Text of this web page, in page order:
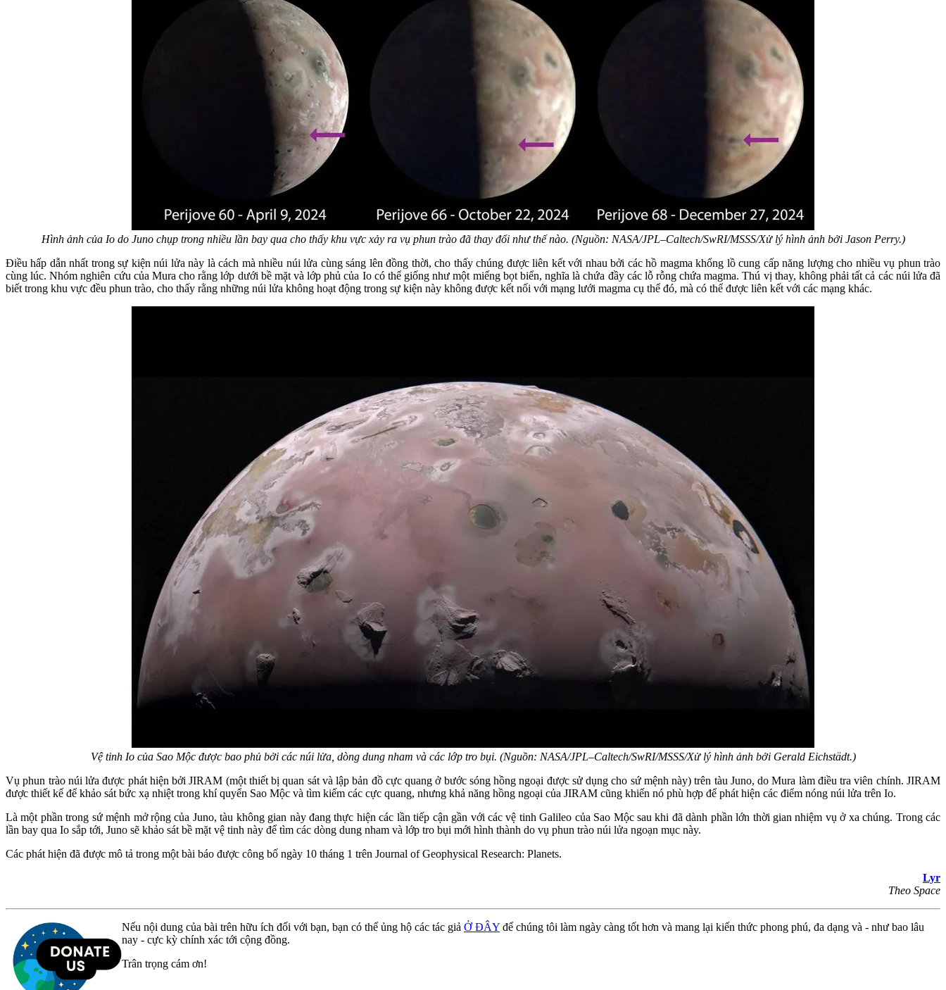
Hình ảnh của Io do Juno chụp trong nhiều lần bay qua cho thấy khu vực xảy ra vụ phun trào đã thay đổi như thế nào. (Nguồn: NASA/JPL–Caltech/SwRI/MSSS/Xử lý hình ảnh bởi Jason Perry.)
Điều hấp dẫn nhất trong sự kiện núi lửa này là cách mà nhiều núi lửa cùng sáng lên đồng thời, cho thấy chúng được liên kết với nhau bởi các hồ magma khổng lồ cung cấp năng lượng cho nhiều vụ phun trào
cùng lúc. Nhóm nghiên cứu của Mura cho rằng lớp dưới bề mặt và lớp phủ của Io có thể giống như một miếng bọt biển, nghĩa là chứa đầy các lỗ rỗng chứa magma. Thú vị thay, không phải tất cả các núi lửa đã
biết trong khu vực đều phun trào, cho thấy rằng những núi lửa không hoạt động trong sự kiện này không được kết nối với mạng lưới magma cụ thể đó, mà có thể được liên kết với các mạng khác.
Vệ tinh Io của Sao Mộc được bao phủ bởi các núi lửa, dòng dung nham và các lớp tro bụi. (Nguồn: NASA/JPL–Caltech/SwRI/MSSS/Xử lý hình ảnh bởi Gerald Eichstädt.)
Vụ phun trào núi lửa được phát hiện bởi JIRAM (một thiết bị quan sát và lập bản đồ cực quang ở bước sóng hồng ngoại được sử dụng cho sứ mệnh này) trên tàu Juno, do Mura làm điều tra viên chính. JIRAM
được thiết kế để khảo sát bức xạ nhiệt trong khí quyển Sao Mộc và tìm kiếm các cực quang, nhưng khả năng hồng ngoại của JIRAM cũng khiến nó phù hợp để phát hiện các điểm nóng núi lửa trên Io.
Là một phần trong sứ mệnh mở rộng của Juno, tàu không gian này đang thực hiện các lần tiếp cận gần với các vệ tinh Galileo của Sao Mộc sau khi đã dành phần lớn thời gian nhiệm vụ ở xa chúng. Trong các
lần bay qua Io sắp tới, Juno sẽ khảo sát bề mặt vệ tinh này để tìm các dòng dung nham và lớp tro bụi mới hình thành do vụ phun trào núi lửa ngoạn mục này.
Các phát hiện đã được mô tả trong một bài báo được công bố ngày 10 tháng 1 trên Journal of Geophysical Research: Planets.
Lyr
Theo Space
Nếu nội dung của bài trên hữu ích đối với bạn, bạn có thể ủng hộ các tác giả Ở ĐÂY để chúng tôi làm ngày càng tốt hơn và mang lại kiến thức phong phú, đa dạng và - như bao lâu
nay - cực kỳ chính xác tới cộng đồng.
Trân trọng cám ơn!